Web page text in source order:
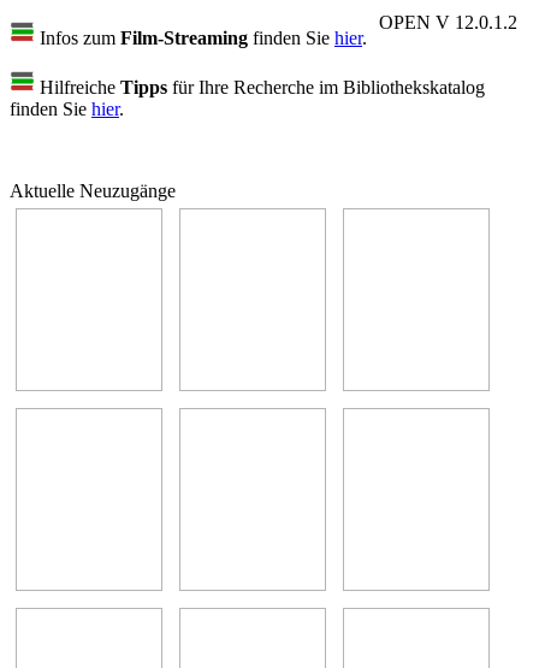
OPEN V 12.0.1.2
Infos zum Film-Streaming finden Sie hier.
Hilfreiche Tipps für Ihre Recherche im Bibliothekskatalog
finden Sie hier.
Aktuelle Neuzugänge